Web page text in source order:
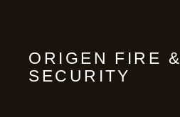
ORIGEN FIRE &
SECURITY